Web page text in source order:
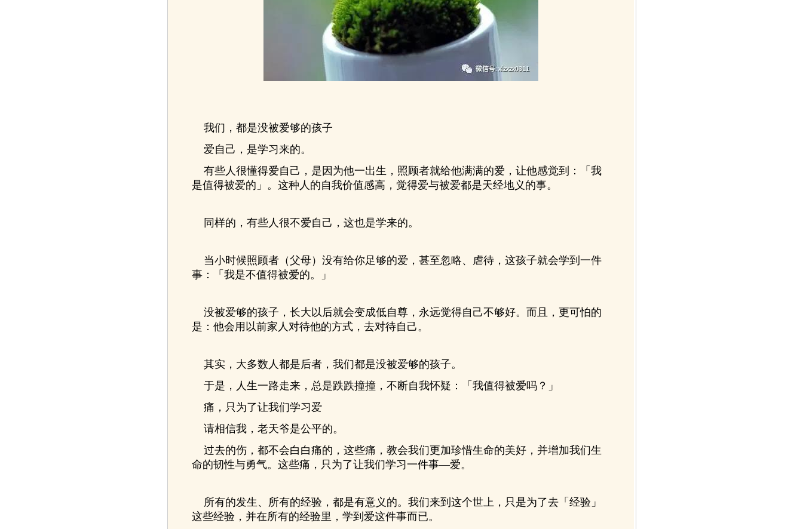
我们，都是没被爱够的孩子
爱自己，是学习来的。
有些人很懂得爱自己，是因为他一出生，照顾者就给他满满的爱，让他感觉到：「我
是值得被爱的」。这种人的自我价值感高，觉得爱与被爱都是天经地义的事。
同样的，有些人很不爱自己，这也是学来的。
当小时候照顾者（父母）没有给你足够的爱，甚至忽略、虐待，这孩子就会学到一件
事：「我是不值得被爱的。」
没被爱够的孩子，长大以后就会变成低自尊，永远觉得自己不够好。而且，更可怕的
是：他会用以前家人对待他的方式，去对待自己。
其实，大多数人都是后者，我们都是没被爱够的孩子。
于是，人生一路走来，总是跌跌撞撞，不断自我怀疑：「我值得被爱吗？」
痛，只为了让我们学习爱
请相信我，老天爷是公平的。
过去的伤，都不会白白痛的，这些痛，教会我们更加珍惜生命的美好，并增加我们生
命的韧性与勇气。这些痛，只为了让我们学习一件事—爱。
所有的发生、所有的经验，都是有意义的。我们来到这个世上，只是为了去「经验」
这些经验，并在所有的经验里，学到爱这件事而已。